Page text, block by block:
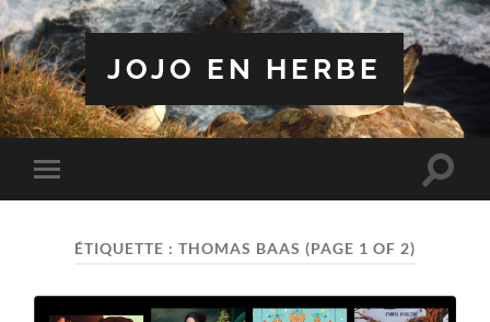
JOJO EN HERBE
Toggle
mobile
Toggle
ÉTIQUETTE : THOMAS BAAS (PAGE 1 OF 2)